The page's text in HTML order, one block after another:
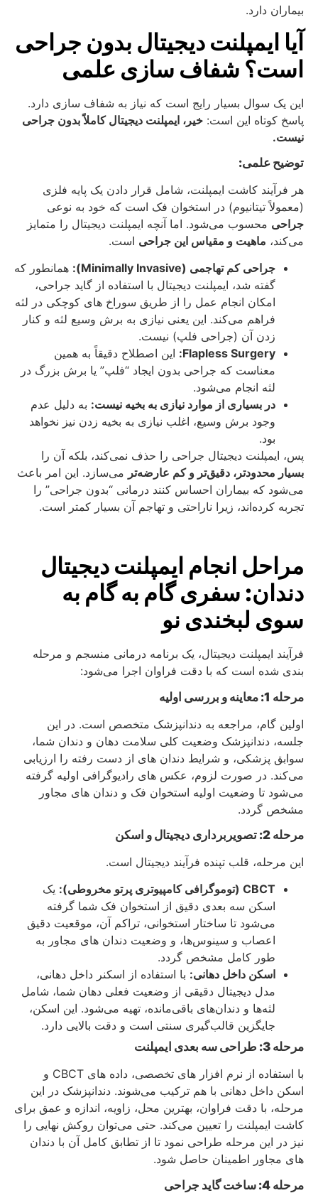
بیماران دارد.
آیا ایمپلنت دیجیتال بدون جراحی
است؟ شفاف‌ سازی علمی
این یک سوال بسیار رایج است که نیاز به شفاف‌ سازی دارد.
پاسخ کوتاه این است: خیر، ایمپلنت دیجیتال کاملاً بدون جراحی
نیست.
توضیح علمی:
هر فرآیند کاشت ایمپلنت، شامل قرار دادن یک پایه فلزی
(معمولاً تیتانیوم) در استخوان فک است که خود به نوعی
جراحی محسوب می‌شود. اما آنچه ایمپلنت دیجیتال را متمایز
می‌کند، ماهیت و مقیاس این جراحی است.
جراحی کم‌ تهاجمی (Minimally Invasive):
همانطور که
گفته شد، ایمپلنت دیجیتال با استفاده از گاید جراحی،
امکان انجام عمل را از طریق سوراخ‌ های کوچکی در لثه
فراهم می‌کند. این یعنی نیازی به برش وسیع لثه و کنار
زدن آن (جراحی فلپ) نیست.
Flapless Surgery: این اصطلاح دقیقاً به همین
معناست که جراحی بدون ایجاد “فلپ” یا برش بزرگ در
لثه انجام می‌شود.
در بسیاری از موارد نیازی به بخیه نیست: به دلیل عدم
وجود برش وسیع، اغلب نیازی به بخیه زدن نیز نخواهد
بود.
پس، ایمپلنت دیجیتال جراحی را حذف نمی‌کند، بلکه آن را
بسیار محدودتر، دقیق‌تر و کم‌ عارضه‌تر می‌سازد. این امر باعث
می‌شود که بیماران احساس کنند درمانی “بدون جراحی” را
تجربه کرده‌اند، زیرا ناراحتی و تهاجم آن بسیار کمتر است.
مراحل انجام ایمپلنت دیجیتال
دندان: سفری گام به گام به
سوی لبخندی نو
فرآیند ایمپلنت دیجیتال، یک برنامه درمانی منسجم و مرحله‌
بندی شده است که با دقت فراوان اجرا می‌شود:
مرحله 1: معاینه و بررسی اولیه
اولین گام، مراجعه به دندانپزشک متخصص است. در این
جلسه، دندانپزشک وضعیت کلی سلامت دهان و دندان شما،
سوابق پزشکی، و شرایط دندان‌ های از دست رفته را ارزیابی
می‌کند. در صورت لزوم، عکس‌ های رادیوگرافی اولیه گرفته
می‌شود تا وضعیت اولیه استخوان فک و دندان‌ های مجاور
مشخص گردد.
مرحله 2: تصویربرداری دیجیتال و اسکن
این مرحله، قلب تپنده فرآیند دیجیتال است.
CBCT (توموگرافی کامپیوتری پرتو مخروطی):
یک
اسکن سه‌ بعدی دقیق از استخوان فک شما گرفته
می‌شود تا ساختار استخوانی، تراکم آن، موقعیت دقیق
اعصاب و سینوس‌ها، و وضعیت دندان‌ های مجاور به
طور کامل مشخص گردد.
اسکن داخل دهانی: با استفاده از اسکنر داخل دهانی،
مدل دیجیتال دقیقی از وضعیت فعلی دهان شما، شامل
لثه‌ها و دندان‌های باقی‌مانده، تهیه می‌شود. این اسکن،
جایگزین قالب‌گیری سنتی است و دقت بالایی دارد.
مرحله 3: طراحی سه‌ بعدی ایمپلنت
با استفاده از نرم‌ افزار های تخصصی، داده‌ های CBCT و
اسکن داخل دهانی با هم ترکیب می‌شوند. دندانپزشک در این
مرحله، با دقت فراوان، بهترین محل، زاویه، اندازه و عمق برای
کاشت ایمپلنت را تعیین می‌کند. حتی می‌توان روکش نهایی را
نیز در این مرحله طراحی نمود تا از تطابق کامل آن با دندان‌
های مجاور اطمینان حاصل شود.
مرحله 4: ساخت گاید جراحی